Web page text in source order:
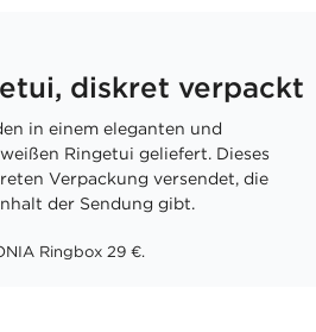
diskret verpackt
in einem eleganten und
Ringetui geliefert. Dieses
Verpackung versendet, die
der Sendung gibt.
Ringbox 29 €.